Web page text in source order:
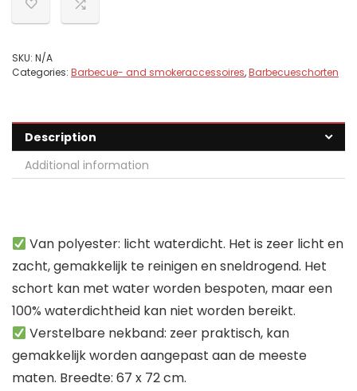
SKU: N/A
Categories: Barbecue- and smokeraccessoires,Barbecueschorten
Description
Additional information
Van polyester: licht waterdicht. Het is zeer licht en
zacht, gemakkelijk te reinigen en sneldrogend. Het
schort kan met water worden bespoten, maar een
100% waterdichtheid kan niet worden bereikt.
Verstelbare nekband: zeer praktisch, kan
gemakkelijk worden aangepast aan de meeste
maten. Breedte: 67 x 72 cm.